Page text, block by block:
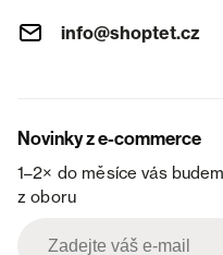
info@shoptet.cz
Novinky z e-commerce
1–2× do měsíce vás
z oboru